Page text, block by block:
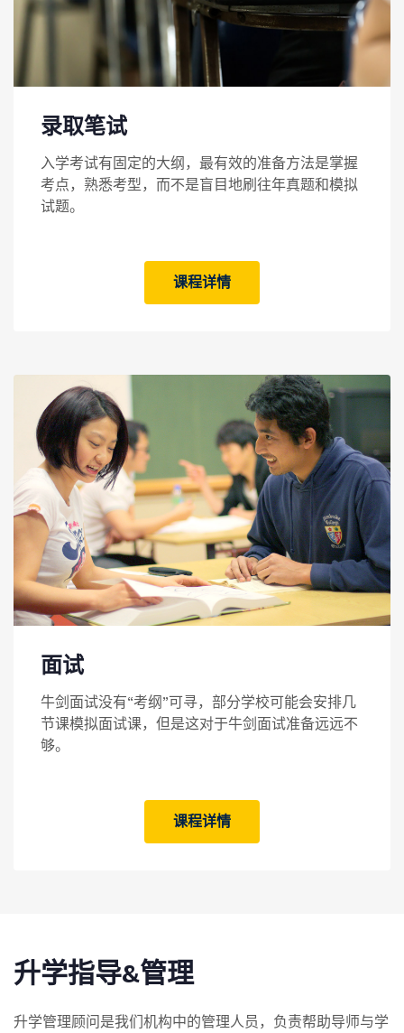
录取笔试
入学考试有固定的大纲，最有效的准备方法是掌握
考点，熟悉考型，而不是盲目地刷往年真题和模拟
试题。
课程详情
面试
牛剑面试没有“考纲”可寻，部分学校可能会安排几
节课模拟面试课，但是这对于牛剑面试准备远远不
够。
课程详情
升学指导&管理
升学管理顾问是我们机构中的管理人员，负责帮助导师与学